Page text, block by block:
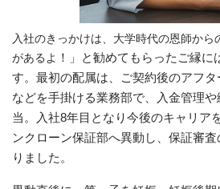
入社のきっかけは、大学時代の恩師から
があるよ ！」と勧めてもらったご縁に
す。最初の配属は、ご契約後のアフ
などを手掛ける業務部で、入金管理
当。入社8年目となり今後のキャリア
ンクローン保証部へ異動し、保証審
りました。